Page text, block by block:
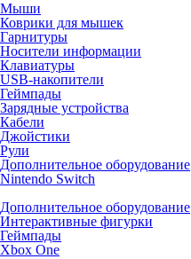
Мыши
Коврики для мышек
Гарнитуры
Носители информации
Клавиатуры
USB-накопители
Геймпады
Зарядные устройства
Кабели
Джойстики
Рули
Дополнительное оборудование
Nintendo Switch
Дополнительное оборудование
Интерактивные фигурки
Геймпады
Xbox One